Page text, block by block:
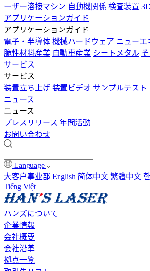
ーザー溶接マシン 自動機関係 検査装置
アプリケーションガイド
アプリケーションガイド
電子・半導体 機械ハードウェア ニューエ
脆性材料産業 自動車産業 シートメタル
サービス
サービス
装置立ち上げ 装置ビデオ サンプルテスト
ニュース
ニュース
プレスリリース 年間活動
お問い合わせ
Language
大客户事业部 English 简体中文 繁體中文
Tiếng Việt
ハンズについて
企業情報
会社概要
会社沿革
拠点一覧